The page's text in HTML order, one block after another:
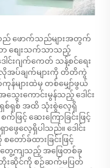
သည် ဖောက်သည်များအတွက်
ာ စျေးသက်သာသည့်
ါင်းဂျက်ကေတ် သန့်စင်ရေး
လိုအပ်ချက်များကို တိတိကွဲ
များထဲမှ တစ်မျှော်ဖွယ်
းကောင်းမွန်သည့် ဒေါင်း
စ်ရှစ် အထိ သုံးစွဲလေ့ရှိ
ြင့် ဆေးကြောခြင်းဖြင့်
ဖွေလေ့ရှိပါသည်။ ဒေါင်း
တော်ခ်ထားခြင်းဖြင့်
ေ့ကျသည့် အဖြေတစ်ခု
တိုးဆိုင်ကို စဉ်ဆက်မပြတ်